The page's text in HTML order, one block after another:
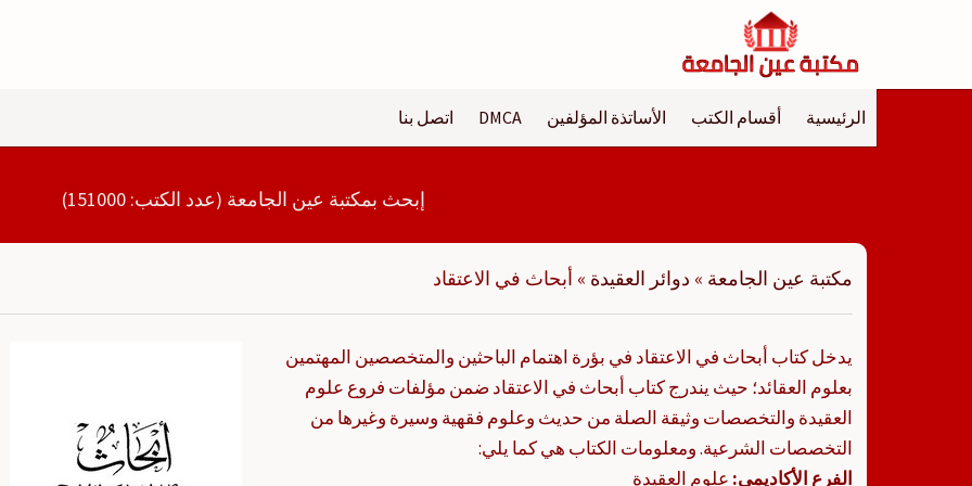
الرئيسية أقسام الكتب الأساتذة المؤلفين DMCA اتصل بنا
إبحث بمكتبة عين الجامعة (عدد الكتب: 151000)
مكتبة عين الجامعة » دوائر العقيدة » أبحاث في الاعتقاد
يدخل كتاب أبحاث في الاعتقاد في بؤرة اهتمام الباحثين والمتخصصين المهتمين
بعلوم العقائد؛ حيث يندرج كتاب أبحاث في الاعتقاد ضمن مؤلفات فروع علوم
العقيدة والتخصصات وثيقة الصلة من حديث وعلوم فقهية وسيرة وغيرها من
التخصصات الشرعية. ومعلومات الكتاب هي كما يلي:
الفرع الأكاديمي: علوم العقيدة